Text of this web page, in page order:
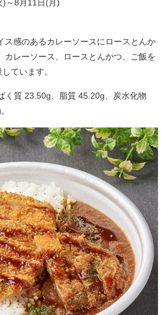
)～8月11日(月)
感のあるカレーソースにロースとんか
カレーソース、ロースとんかつ、ご飯を
ています。
質 23.50g、脂質 45.20g、炭水化物